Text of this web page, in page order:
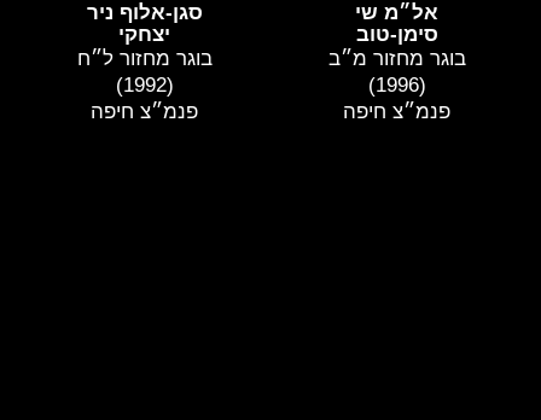
אל״מ שי
סימן-טוב
בוגר מחזור מ״ב
(1996)
פנמ״צ חיפה
סגן-אלוף ניר
יצחקי
בוגר מחזור ל״ח
(1992)
פנמ״צ חיפה